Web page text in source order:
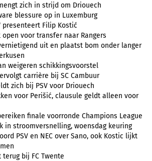
zich in strijd om Driouech
blessure op in Luxemburg
presenteert Filip Kostić
voor transfer naar Rangers
uit en plaatst bom onder langer
weigeren schikkingsvoorstel
carrière bij SC Cambuur
zich bij PSV voor Driouech
voor Perišić, clausule geldt alleen voor
finale voorronde Champions League
in stroomversnelling, woensdag keuring
PSV en NEC over Sano, ook Kostic lijkt
bij FC Twente